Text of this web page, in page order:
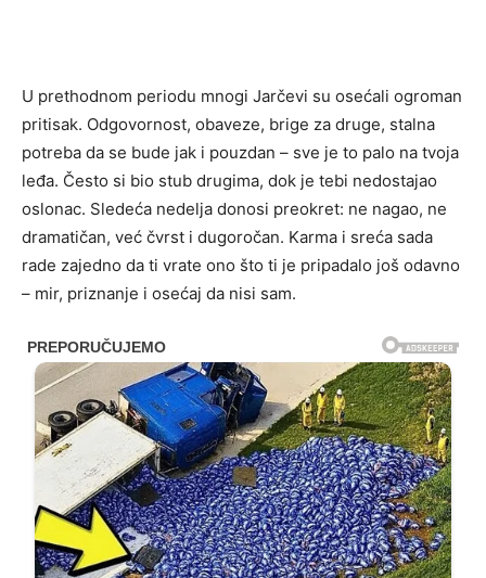
U prethodnom periodu mnogi Jarčevi su osećali ogroman
pritisak. Odgovornost, obaveze, brige za druge, stalna
potreba da se bude jak i pouzdan – sve je to palo na tvoja
leđa. Često si bio stub drugima, dok je tebi nedostajao
oslonac. Sledeća nedelja donosi preokret: ne nagao, ne
dramatičan, već čvrst i dugoročan. Karma i sreća sada
rade zajedno da ti vrate ono što ti je pripadalo još odavno
– mir, priznanje i osećaj da nisi sam.